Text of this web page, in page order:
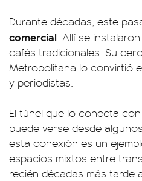
Durante décadas, este
comercial. Allí se
cafés tradicionales. Su
Metropolitana lo convirtió
y periodistas.
El túnel que lo conecta
puede verse desde
esta conexión es un
espacios mixtos entre
recién décadas más tarde